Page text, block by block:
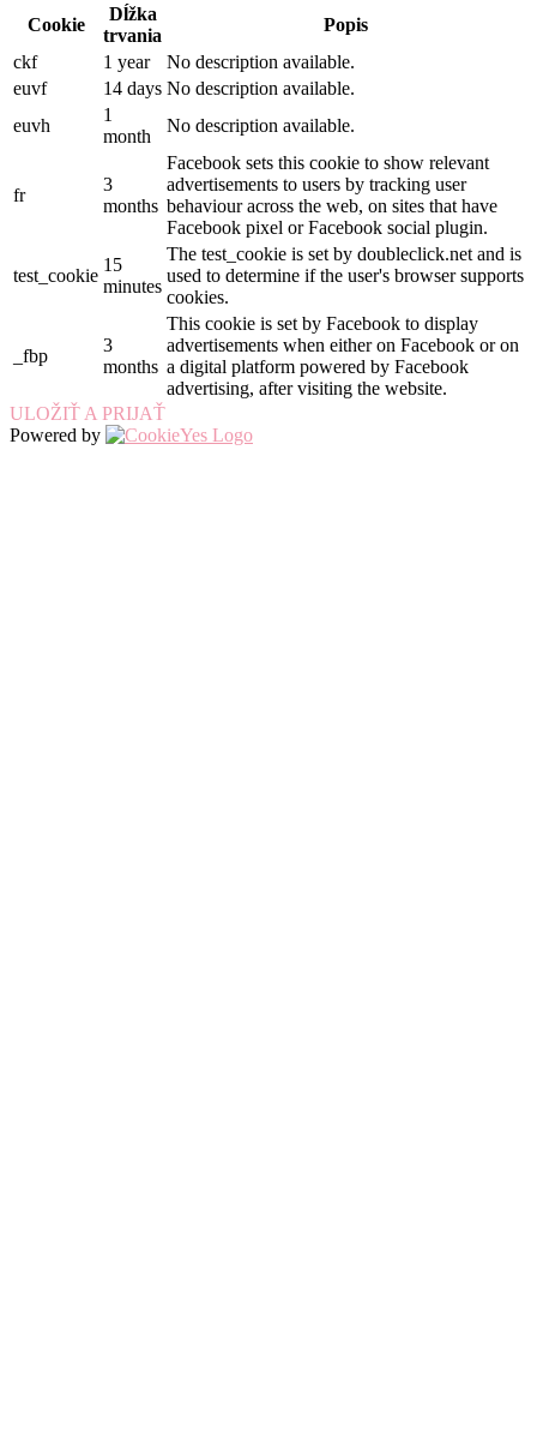
Cookie
Dĺžka
trvania
Popis
ckf
1 year
No description available.
euvf
14 days No description available.
euvh
1
month
No description available.
fr
3
months
Facebook sets this cookie to show relevant
advertisements to users by tracking user
behaviour across the web, on sites that have
Facebook pixel or Facebook social plugin.
test_cookie
15
minutes
The test_cookie is set by doubleclick.net and is
used to determine if the user's browser supports
cookies.
_fbp
3
months
This cookie is set by Facebook to display
advertisements when either on Facebook or on
a digital platform powered by Facebook
advertising, after visiting the website.
ULOŽIŤ A PRIJAŤ
Powered by